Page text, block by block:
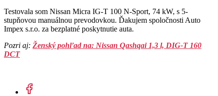
Testovala som Nissan Micra IG-T 100 N-Sport, 74 kW, s 5-
stupňovou manuálnou prevodovkou. Ďakujem spoločnosti Auto
Impex s.r.o. za bezplatné poskytnutie auta.
Pozri aj: Ženský pohľad na: Nissan Qashqai 1,3 l, DIG-T 160
DCT